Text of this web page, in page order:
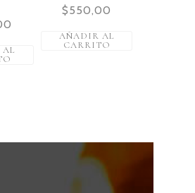
$550,00
AÑADIR AL
CARRITO